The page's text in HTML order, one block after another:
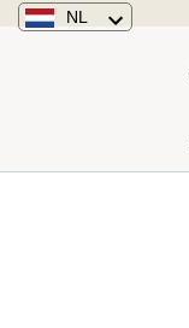
NL
Österreich